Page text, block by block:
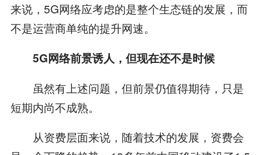
来说，5G网络应考虑的是整个生态链的发展，而
不是运营商单纯的提升网速。
5G网络前景诱人，但现在还不是时候
虽然有上述问题，但前景仍值得期待，只是
短期内尚不成熟。
从资费层面来说，随着技术的发展，资费会